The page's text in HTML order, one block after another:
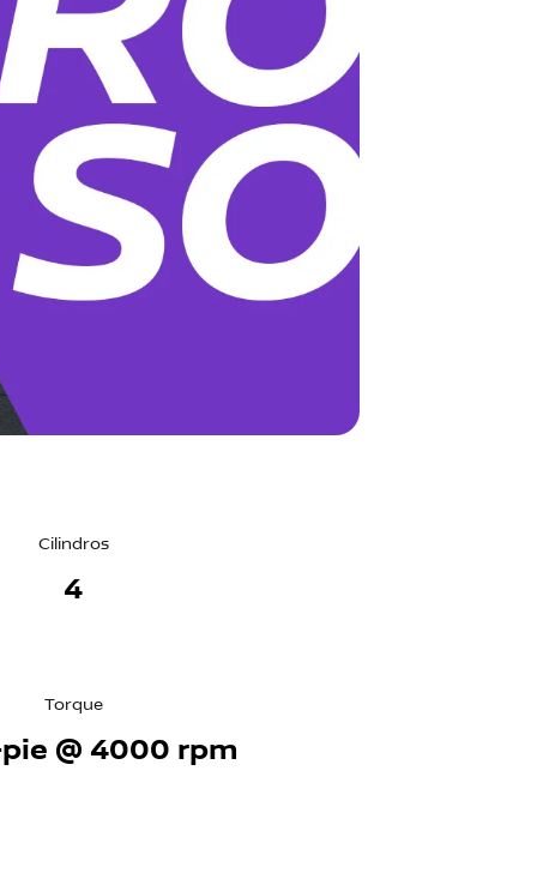
Cilindros
4
Torque
@ 4000 rpm